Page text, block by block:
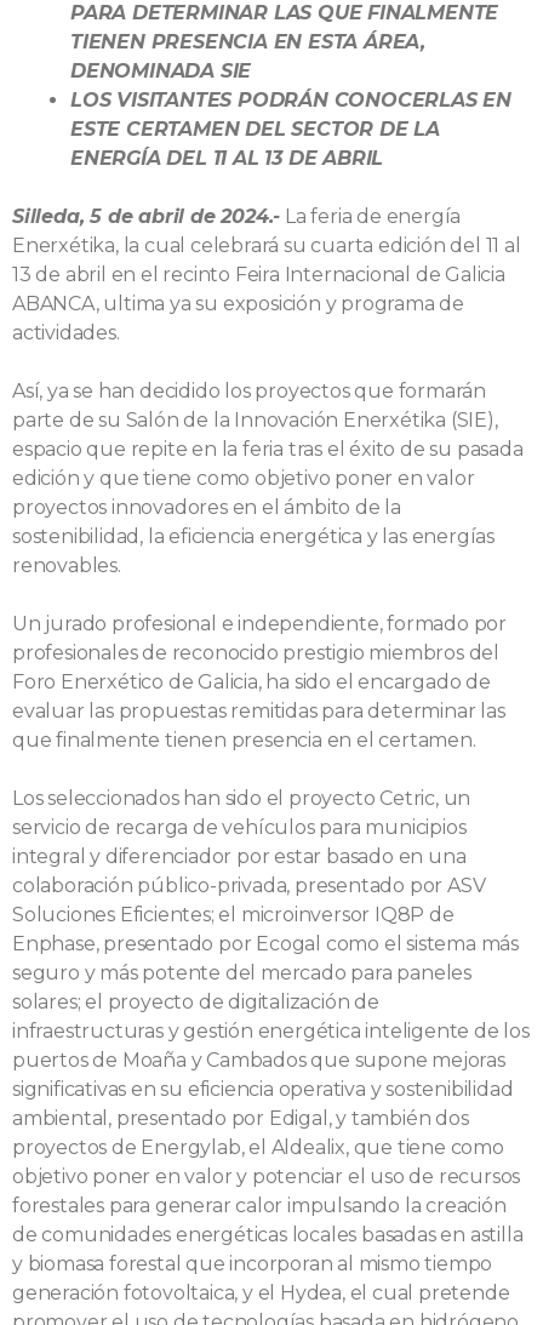
PARA DETERMINAR LAS QUE FINALMENTE
TIENEN PRESENCIA EN ESTA ÁREA,
DENOMINADA SIE
LOS VISITANTES PODRÁN CONOCERLAS EN
ESTE CERTAMEN DEL SECTOR DE LA
ENERGÍA DEL 11 AL 13 DE ABRIL
Silleda, 5 de abril de 2024.- La feria de energía
Enerxétika, la cual celebrará su cuarta edición del 11 al
13 de abril en el recinto Feira Internacional de Galicia
ABANCA, ultima ya su exposición y programa de
actividades.
Así, ya se han decidido los proyectos que formarán
parte de su Salón de la Innovación Enerxétika (SIE),
espacio que repite en la feria tras el éxito de su pasada
edición y que tiene como objetivo poner en valor
proyectos innovadores en el ámbito de la
sostenibilidad, la eficiencia energética y las energías
renovables.
Un jurado profesional e independiente, formado por
profesionales de reconocido prestigio miembros del
Foro Enerxético de Galicia, ha sido el encargado de
evaluar las propuestas remitidas para determinar las
que finalmente tienen presencia en el certamen.
Los seleccionados han sido el proyecto Cetric, un
servicio de recarga de vehículos para municipios
integral y diferenciador por estar basado en una
colaboración público-privada, presentado por ASV
Soluciones Eficientes; el microinversor IQ8P de
Enphase, presentado por Ecogal como el sistema más
seguro y más potente del mercado para paneles
solares; el proyecto de digitalización de
infraestructuras y gestión energética inteligente de los
puertos de Moaña y Cambados que supone mejoras
significativas en su eficiencia operativa y sostenibilidad
ambiental, presentado por Edigal, y también dos
proyectos de Energylab, el Aldealix, que tiene como
objetivo poner en valor y potenciar el uso de recursos
forestales para generar calor impulsando la creación
de comunidades energéticas locales basadas en astilla
y biomasa forestal que incorporan al mismo tiempo
generación fotovoltaica, y el Hydea, el cual pretende